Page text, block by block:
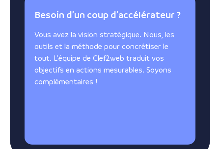
Besoin d’un coup d’accélérateur ?
Vous avez la vision stratégique. Nous, les
outils et la méthode pour concrétiser le
tout. L’équipe de Clef2web traduit vos
objectifs en actions mesurables. Soyons
complémentaires !